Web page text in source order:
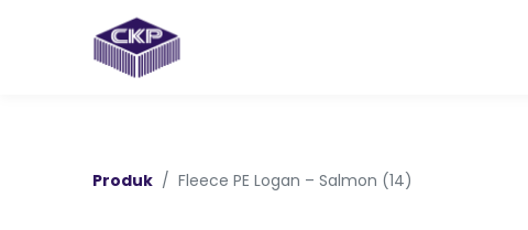
Produk Fleece PE Logan – Salmon (14)